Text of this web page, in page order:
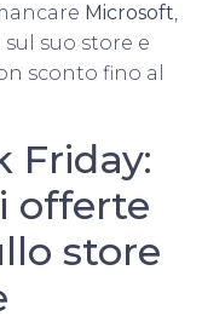
Microsoft,
sul suo store e
sconto fino al
Friday:
offerte
store